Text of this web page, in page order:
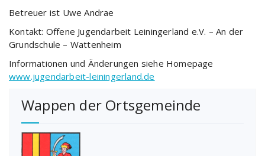
Betreuer ist Uwe Andrae
Kontakt: Offene Jugendarbeit Leiningerland e.V. – An der
Grundschule – Wattenheim
Informationen und Änderungen siehe Homepage
www.jugendarbeit-leiningerland.de
Wappen der Ortsgemeinde